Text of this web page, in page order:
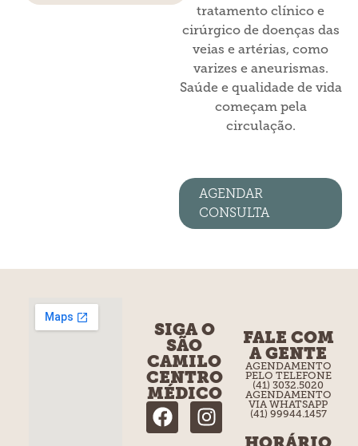
tratamento clínico e
cirúrgico de doenças das
veias e artérias, como
varizes e aneurismas.
Saúde e qualidade de vida
começam pela
circulação.
AGENDAR
CONSULTA
SIGA O
SÃO
CAMILO
CENTRO
MÉDICO
FALE COM
A GENTE
AGENDAMENTO
PELO TELEFONE
(41) 3032.5020
AGENDAMENTO
VIA WHATSAPP
(41) 99944.1457